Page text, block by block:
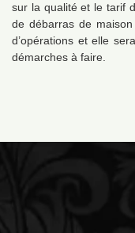
sur la qualité et le tarif
de débarras de
d’opérations et elle
démarches à faire.